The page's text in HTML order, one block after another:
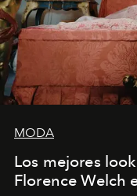
MODA
Los mejores
Florence Welch